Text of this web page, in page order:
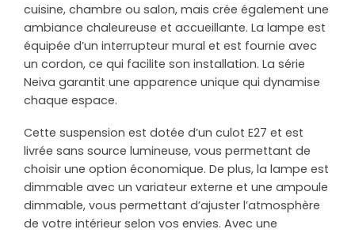
cuisine, chambre ou salon, mais crée également une
ambiance chaleureuse et accueillante. La lampe est
équipée d’un interrupteur mural et est fournie avec
un cordon, ce qui facilite son installation. La série
Neiva garantit une apparence unique qui dynamise
chaque espace.
Cette suspension est dotée d’un culot E27 et est
livrée sans source lumineuse, vous permettant de
choisir une option économique. De plus, la lampe est
dimmable avec un variateur externe et une ampoule
dimmable, vous permettant d’ajuster l’atmosphère
de votre intérieur selon vos envies. Avec une